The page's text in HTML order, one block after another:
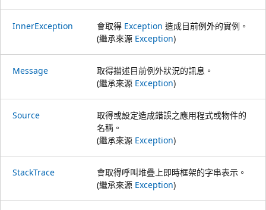
InnerException 會取得 Exception 造成目前例外的實例。
(繼承來源 Exception)
Message
取得描述目前例外狀況的訊息。
(繼承來源 Exception)
Source
取得或設定造成錯誤之應用程式或物件的
名稱。
(繼承來源 Exception)
StackTrace
會取得呼叫堆疊上即時框架的字串表示。
(繼承來源 Exception)